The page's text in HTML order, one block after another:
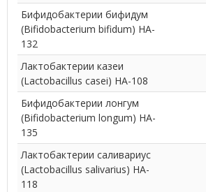
Бифидобактерии бифидум
(Bifidobacterium bifidum) HA-
132
Лактобактерии казеи
(Lactobacillus casei) HA-108
Бифидобактерии лонгум
(Bifidobacterium longum) HA-
135
Лактобактерии саливариус
(Lactobacillus salivarius) HA-
118